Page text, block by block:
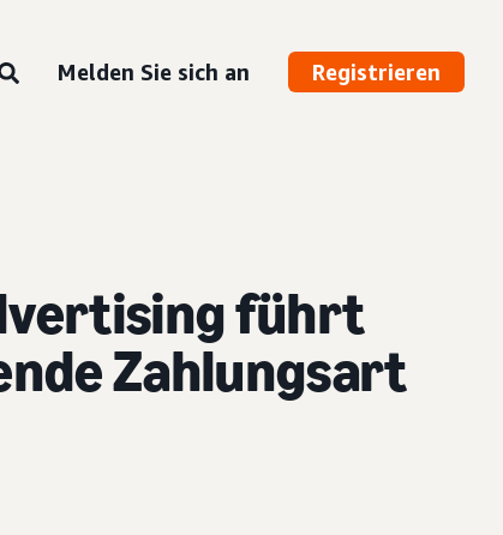
Melden Sie sich an Registrieren
führt
Zahlungsart